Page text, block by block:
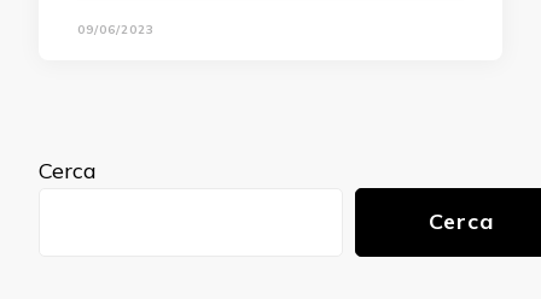
09/06/2023
Cerca
Cerca